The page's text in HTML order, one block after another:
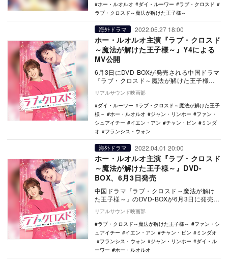
ホー・ルオルオ
ダイ・ルーワー
ラブ・クロスド
ラブ・クロスド～魔法が解けた王子様～
海外ドラマ 2022.05.27 18:00
ホー・ルオルオ主演『ラブ・クロスド
～魔法が解けた王子様～』Y4による
MV公開
6月3日にDVD-BOXが発売される中国ドラマ
『ラブ・クロスド～魔法が解けた王子様
～』より、本作の主要メンバーである“ラ
ブ・ボー…
リアルサウンド映画部
ダイ・ルーワー
ラブ・クロスド～魔法が解けた王子
様～
ホー・ルオルオ ジャン・リンホー
ファン・
シュアイチー
イエン・アン チャン・ビン
ミンダ
オ
フランシス・ウォン
海外ドラマ 2022.04.01 20:00
ホー・ルオルオ主演『ラブ・クロスド
～魔法が解けた王子様～』DVD-
BOX、6月3日発売
中国ドラマ『ラブ・クロスド～魔法が解け
た王子様～』のDVD-BOXが6月3日に発売さ
れることが決定。あわせて予告編が公開さ
れた。…
リアルサウンド映画部
ラブ・クロスド～魔法が解けた王子様～
ファン・シ
ュアイチー
イエン・アン チャン・ビン
ミンダオ
フランシス・ウォン
ジャン・リンホー
ダイ・ル
ーワー
ホー・ルオルオ